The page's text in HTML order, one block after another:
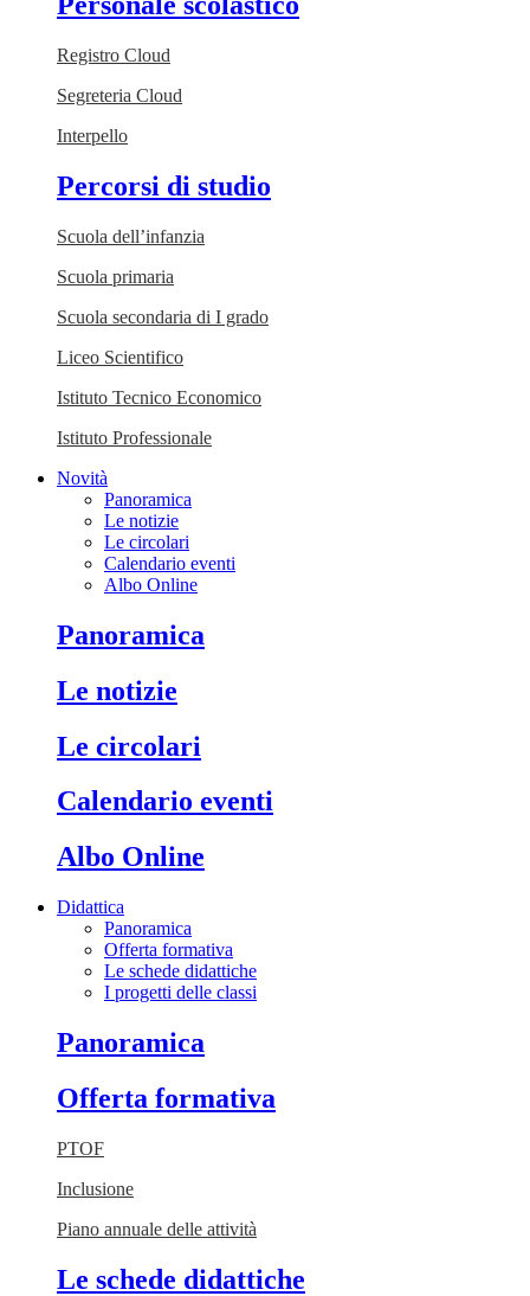
Registro Cloud
Segreteria Cloud
Interpello
Percorsi di studio
Scuola dell’infanzia
Scuola primaria
Scuola secondaria di I grado
Liceo Scientifico
Istituto Tecnico Economico
Istituto Professionale
Novità
Panoramica
Le notizie
Le circolari
Calendario eventi
Albo Online
Panoramica
Le notizie
Le circolari
Calendario eventi
Albo Online
Didattica
Panoramica
Offerta formativa
Le schede didattiche
I progetti delle classi
Panoramica
Offerta formativa
PTOF
Inclusione
Piano annuale delle attività
Le schede didattiche